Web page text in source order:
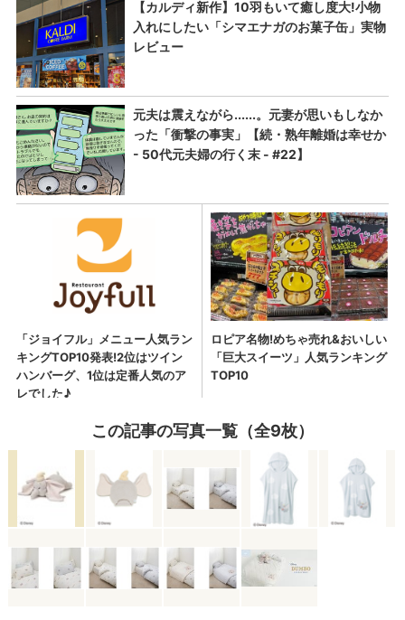
この記事の写真一覧（全9枚）